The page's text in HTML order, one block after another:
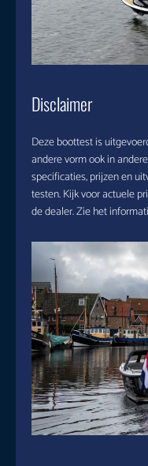
Disclaimer
Deze boottest is
andere vorm ook in
specificaties, prijzen en
testen. Kijk voor actuele
de dealer. Zie het